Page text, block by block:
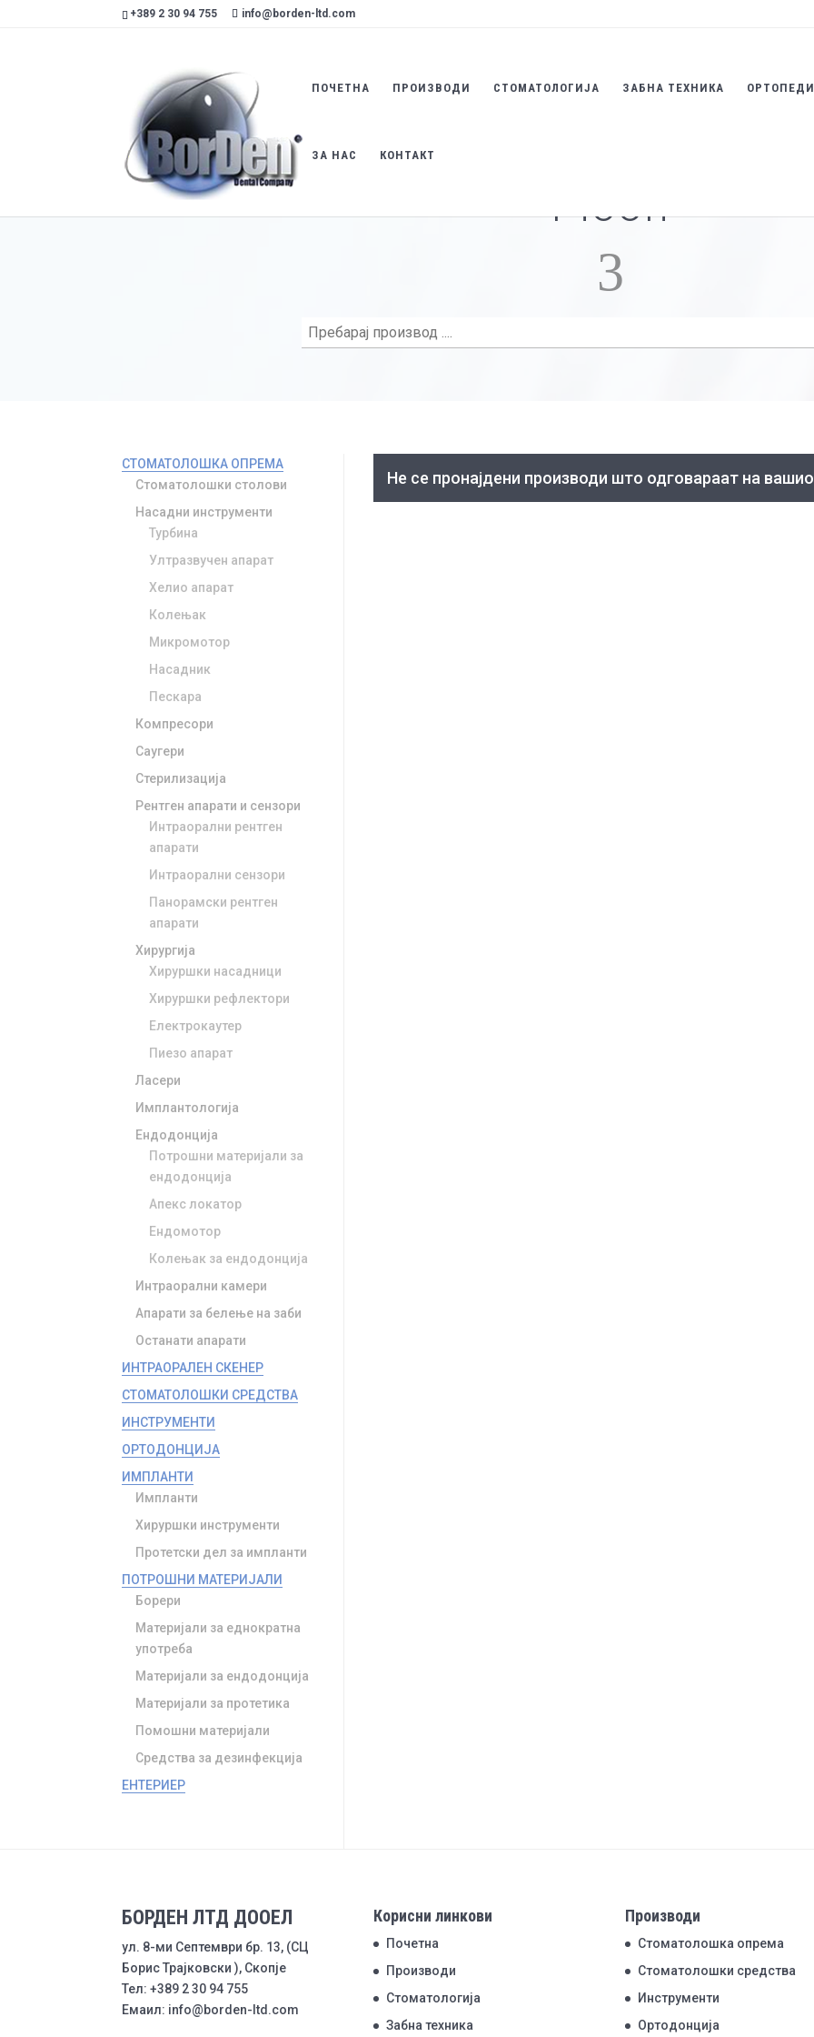
+389 2 30 94 755 info@borden-ltd.com
ПОЧЕТНА ПРОИЗВОДИ СТОМАТОЛОГИЈА ЗАБНА ТЕХНИКА
ЗА НАС КОНТАКТ
Pioon
3
Пребарај
Не се пронајдени производи што одговараат на
СТОМАТОЛОШКА ОПРЕМА
Стоматолошки столови
Насадни инструменти
Турбина
Ултразвучен апарат
Хелио апарат
Колењак
Микромотор
Насадник
Пескара
Компресори
Саугери
Стерилизација
Рентген апарати и сензори
Интраорални рентген
апарати
Интраорални сензори
Панорамски рентген
апарати
Хирургија
Хируршки насадници
Хируршки рефлектори
Електрокаутер
Пиезо апарат
Ласери
Имплантологија
Ендодонција
Потрошни материјали за
ендодонција
Апекс локатор
Ендомотор
Колењак за ендодонција
Интраорални камери
Апарати за белење на заби
Останати апарати
ИНТРАОРАЛЕН СКЕНЕР
СТОМАТОЛОШКИ СРЕДСТВА
ИНСТРУМЕНТИ
ОРТОДОНЦИЈА
ИМПЛАНТИ
Импланти
Хируршки инструменти
Протетски дел за импланти
ПОТРОШНИ МАТЕРИЈАЛИ
Борери
Материјали за еднократна
употреба
Материјали за ендодонција
Материјали за протетика
Помошни материјали
Средства за дезинфекција
ЕНТЕРИЕР
БОРДЕН ЛТД ДООЕЛ
ул. 8-ми Септември бр. 13, (СЦ
Борис Трајковски ), Скопје
Тел: +389 2 30 94 755
Емаил: info@borden-ltd.com
Корисни линкови
Почетна
Производи
Стоматологија
Забна техника
Производи
Стоматолошка опрема
Стоматолошки средства
Инструменти
Ортодонција